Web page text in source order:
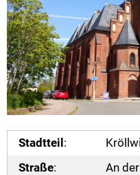
Stadtteil :
Straße:
An